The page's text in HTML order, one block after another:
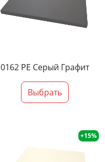
0162 PE Серый Графит
Выбрать
+15%